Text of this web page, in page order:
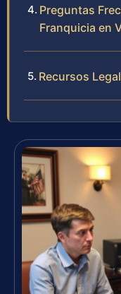
Preguntas
Franquicia en
Recursos